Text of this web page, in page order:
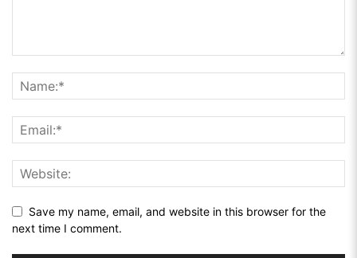
Save my name, email, and website in this browser for the
next time I comment.